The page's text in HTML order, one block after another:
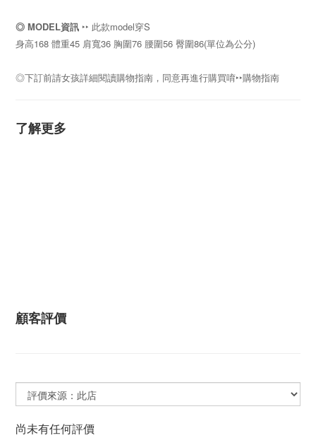
◎ MODEL資訊 ‣‣ 此款model穿S
身高168 體重45 肩寬36 胸圍76 腰圍56 臀圍86(單位為公分)
◎下訂前請女孩詳細閱讀購物指南，同意再進行購買唷‣‣購物指南
了解更多
顧客評價
尚未有任何評價